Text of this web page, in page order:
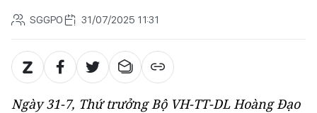
SGGPO 31/07/2025 11:31
Ngày 31-7, Thứ trưởng Bộ VH-TT-DL Hoàng Đạo